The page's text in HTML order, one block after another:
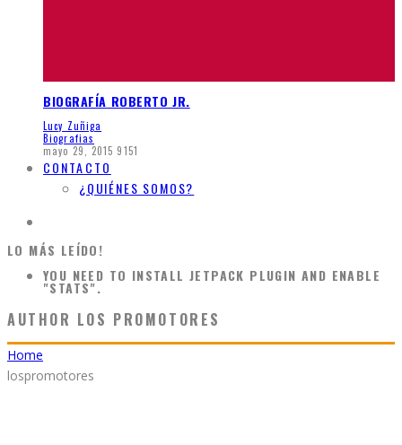
BIOGRAFÍA ROBERTO JR.
Lucy Zuñiga
Biografias
mayo 29, 2015 9151
CONTACTO
¿QUIÉNES SOMOS?
LO MÁS LEÍDO!
YOU NEED TO INSTALL JETPACK PLUGIN AND ENABLE
"STATS".
AUTHOR LOS PROMOTORES
Home
lospromotores